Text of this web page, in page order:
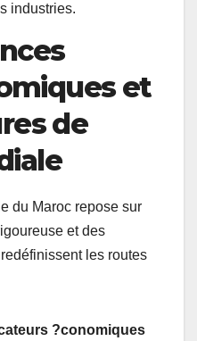
industries.
et
de
du Maroc repose sur
et des
les routes
?conomiques